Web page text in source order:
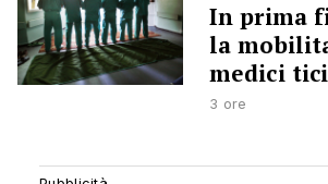
In prima
la
medici
3 ore